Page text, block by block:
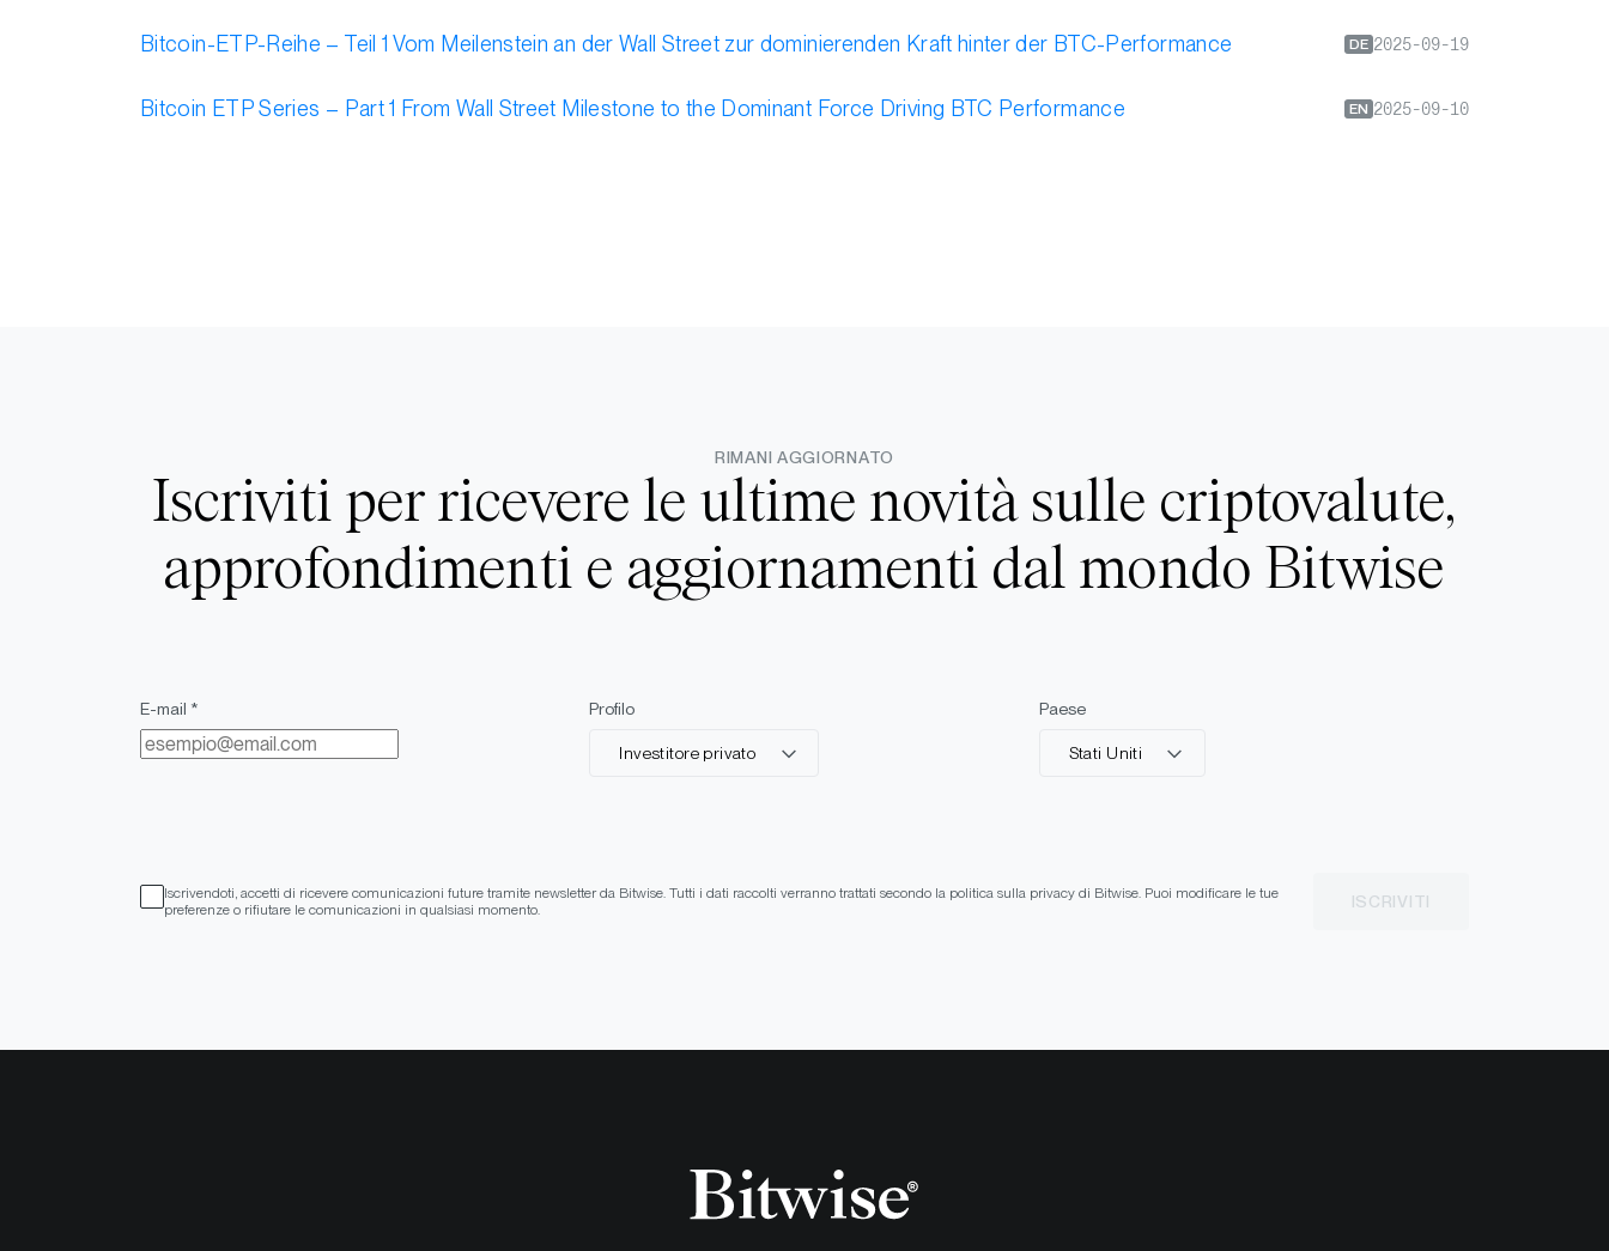
Bitcoin-ETP-Reihe – Teil 1 Vom Meilenstein an der Wall Street zur dominierenden Kraft hinter der BTC-Performance DE 2025-09-19
Bitcoin ETP Series – Part 1 From Wall Street Milestone to the Dominant Force Driving BTC Performance EN 2025-09-10
RIMANI AGGIORNATO
Iscriviti per ricevere le ultime novità sulle criptovalute,
approfondimenti e aggiornamenti dal mondo Bitwise
E-mail * Profilo
Investitore privato
Paese
Stati Uniti
Iscrivendoti, accetti di ricevere comunicazioni future tramite newsletter da Bitwise. Tutti i dati raccolti verranno trattati secondo la politica sulla privacy di Bitwise. Puoi modificare le tue
preferenze o rifiutare le comunicazioni in qualsiasi momento.
ISCRIVITI